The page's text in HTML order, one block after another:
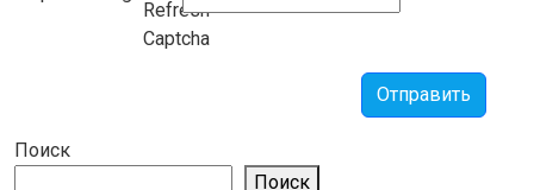
Отправить
Поиск
Поиск